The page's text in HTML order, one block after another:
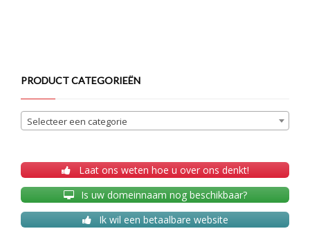
PRODUCT CATEGORIEËN
Selecteer een categorie
Laat ons weten hoe u over ons denkt!
Is uw domeinnaam nog beschikbaar?
Ik wil een betaalbare website